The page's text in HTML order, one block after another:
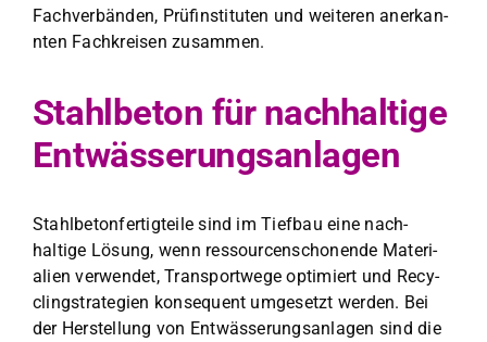
Fachver­bän­den, Prüfin­sti­tuten und weit­eren anerkan­
nten Fachkreisen zusam­men.
Stahlbeton für nachhaltige
Entwässerungsanlagen
Stahlbe­ton­fer­tigteile sind im Tief­bau eine nach­
haltige Lösung, wenn ressourcenscho­nende Mate­ri­
alien ver­wen­det, Trans­portwege opti­miert und Recy­
clingstrate­gien kon­se­quent umge­set­zt wer­den. Bei
der Her­stel­lung von Entwässerungsan­la­gen sind die